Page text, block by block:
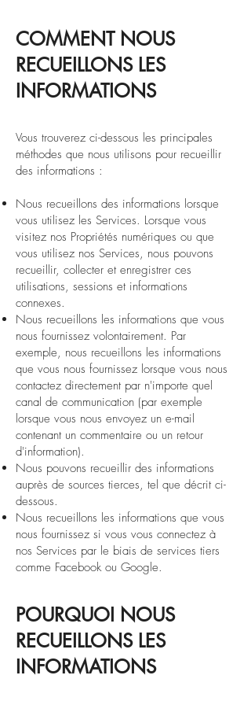
COMMENT NOUS
RECUEILLONS LES
INFORMATIONS
Vous trouverez ci-dessous les principales
méthodes que nous utilisons pour recueillir
des informations :
Nous recueillons des informations lorsque
vous utilisez les Services. Lorsque vous
visitez nos Propriétés numériques ou que
vous utilisez nos Services, nous pouvons
recueillir, collecter et enregistrer ces
utilisations, sessions et informations
connexes.
Nous recueillons les informations que vous
nous fournissez volontairement. Par
exemple, nous recueillons les informations
que vous nous fournissez lorsque vous nous
contactez directement par n'importe quel
canal de communication (par exemple
lorsque vous nous envoyez un e-mail
contenant un commentaire ou un retour
d'information).
Nous pouvons recueillir des informations
auprès de sources tierces, tel que décrit ci-
dessous.
Nous recueillons les informations que vous
nous fournissez si vous vous connectez à
nos Services par le biais de services tiers
comme Facebook ou Google.
POURQUOI NOUS
RECUEILLONS LES
INFORMATIONS